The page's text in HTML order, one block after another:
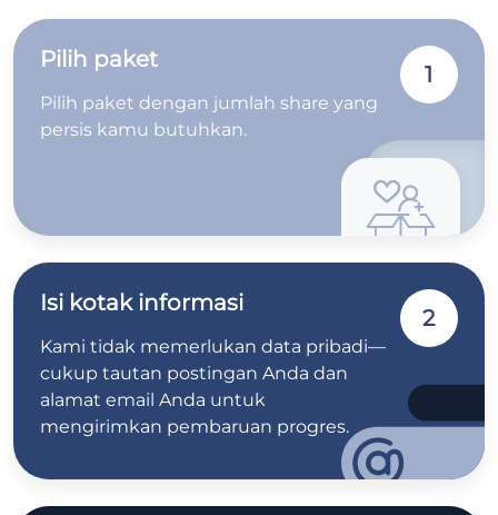
Pilih paket
Pilih paket dengan jumlah share yang
persis kamu butuhkan.
1
Isi kotak informasi
Kami tidak memerlukan data pribadi—
cukup tautan postingan Anda dan
alamat email Anda untuk
mengirimkan pembaruan progres.
2